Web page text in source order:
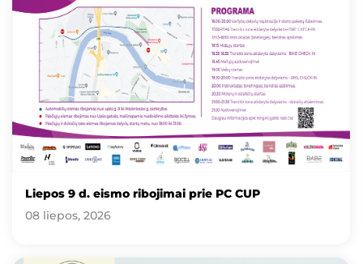
Liepos 9 d. eismo ribojimai prie PC CUP
08 liepos, 2026